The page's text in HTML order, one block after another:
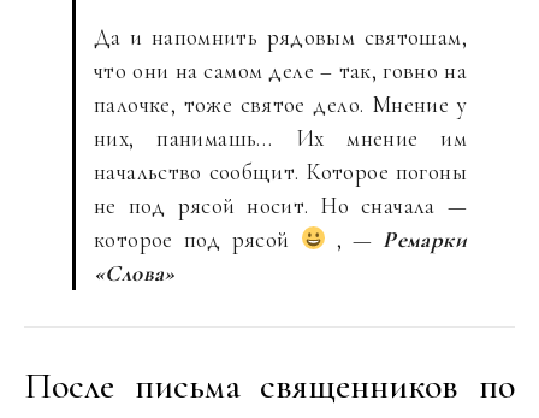
Да и напомнить рядовым святошам,
что они на самом деле – так, говно на
палочке, тоже святое дело. Мнение у
них, панимашь… Их мнение им
начальство сообщит. Которое погоны
не под рясой носит. Но сначала —
которое под рясой
, — Ремарки
«Слова»
После письма священников по